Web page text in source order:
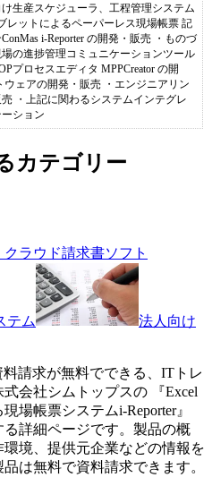
生産スケジューラ、工程管理システム
レットによるペーパーレス現場帳票 記
i-Reporter の開発・販売 ・ものづ
の進捗管理コミュニケーションツール
プロセスエディタ MPPCreator の開
ェアの開発・販売 ・エンジニアリン
・上記に関わるシステムインテグレ
ション
カテゴリー
クラウド請求書ソフト
テム
法人向け
請求が無料でできる、ITトレ
式会社シムトップスの 『Excel
場帳票システムi-Reporter』
る詳細ページです。製品の概
境、提供元企業などの情報を
は無料で資料請求できます。